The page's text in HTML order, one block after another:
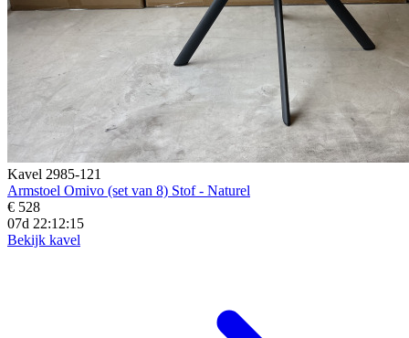
Kavel 2985-121
Armstoel Omivo (set van 8) Stof - Naturel
€ 528
07d 22:12:14
Bekijk kavel